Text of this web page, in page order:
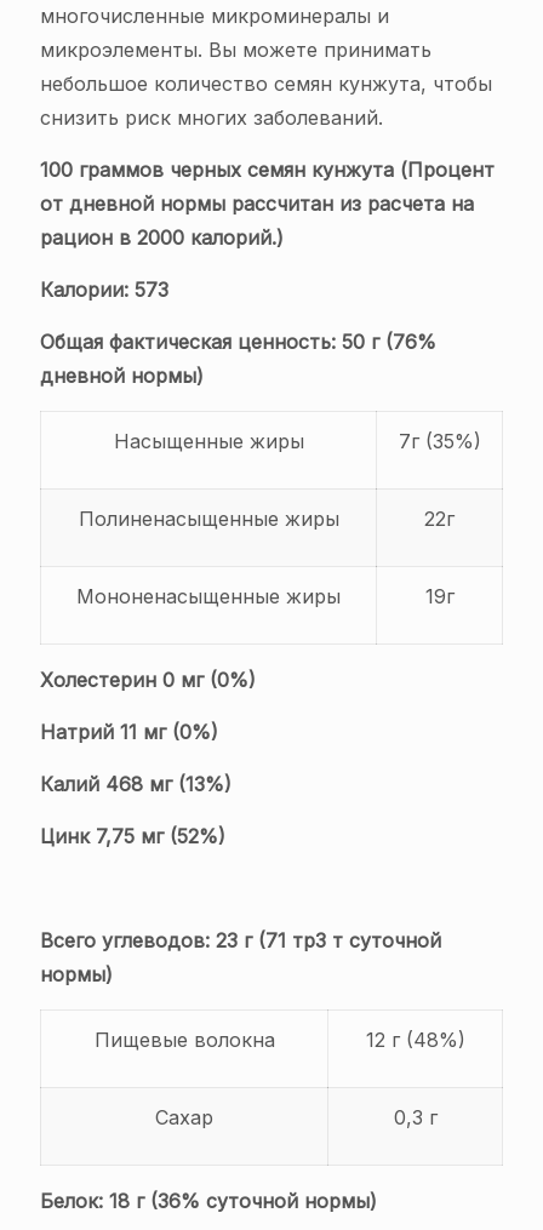
многочисленные микроминералы и
микроэлементы. Вы можете принимать
небольшое количество семян кунжута, чтобы
снизить риск многих заболеваний.
100 граммов черных семян кунжута (Процент
от дневной нормы рассчитан из расчета на
рацион в 2000 калорий.)
Калории: 573
Общая фактическая ценность: 50 г (76%
дневной нормы)
Насыщенные жиры 7г (35%)
Полиненасыщенные жиры 22г
Мононенасыщенные жиры 19г
Холестерин 0 мг (0%)
Натрий 11 мг (0%)
Калий 468 мг (13%)
Цинк 7,75 мг (52%)
Всего углеводов: 23 г (71 тр3 т суточной
нормы)
Пищевые волокна 12 г (48%)
Сахар 0,3 г
Белок: 18 г (36% суточной нормы)